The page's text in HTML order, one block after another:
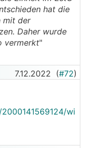
hat die
mit der
Daher wurde
vermerkt"
7.12.2022 (#72)
wi